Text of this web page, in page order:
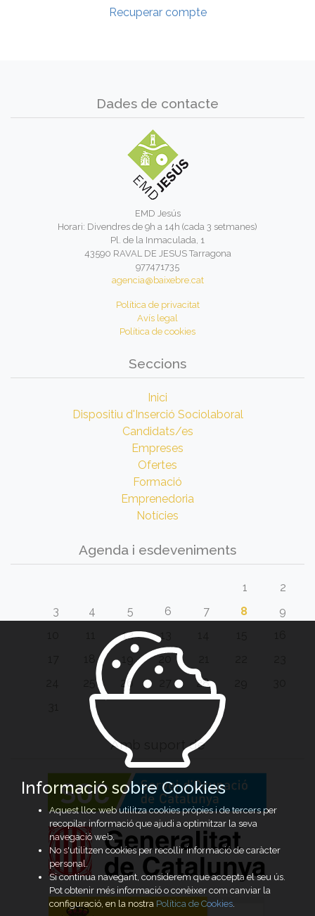
Recuperar compte
Dades de contacte
EMD Jesús
Horari: Divendres de 9h a 14h (cada 3 setmanes)
Pl. de la Inmaculada, 1
43590 RAVAL DE JESUS Tarragona
977471735
agencia@baixebre.cat
Política de privacitat
Avís legal
Política de cookies
Seccions
Inici
Dispositiu d'Inserció Sociolaboral
Candidats/es
Empreses
Ofertes
Formació
Emprenedoria
Notícies
Agenda i esdeveniments
1
2
3
4 5 6 7 8
9
12 13
20
26 28
Amb suport de
Informació sobre Cookies
Aquest lloc web utilitza cookies pròpies i de tercers per
recopilar informació que ajudi a optimitzar la seva
navegació web.
No s'utilitzen cookies per recollir informació de caràcter
personal.
Si continua navegant, considerem que accepta el seu ús.
Pot obtenir més informació o conèixer com canviar la
configuració, en la nostra Política de Cookies.